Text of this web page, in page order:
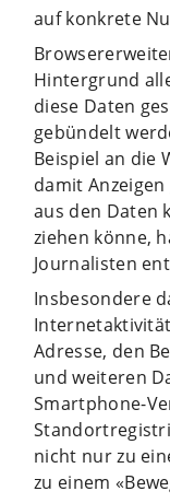
auf konkrete
Hintergrund
diese Daten
gebündelt
Beispiel an die
damit
aus den Daten
ziehen könne,
Journalisten
Insbesondere
Adresse, den
und weiteren
Smartphone-
nicht nur zu
zu einem